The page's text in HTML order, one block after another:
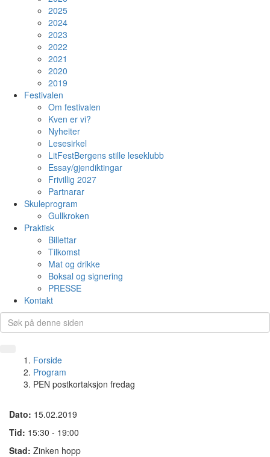
2025
2024
2023
2022
2021
2020
2019
Festivalen
Om festivalen
Kven er vi?
Nyheiter
Lesesirkel
LitFestBergens stille leseklubb
Essay/gjendiktingar
Frivillig 2027
Partnarar
Skuleprogram
Gullkroken
Praktisk
Billettar
Tilkomst
Mat og drikke
Boksal og signering
PRESSE
Kontakt
Forside
Program
PEN postkortaksjon fredag
Dato: 15.02.2019
Tid: 15:30 - 19:00
Stad: Zinken hopp